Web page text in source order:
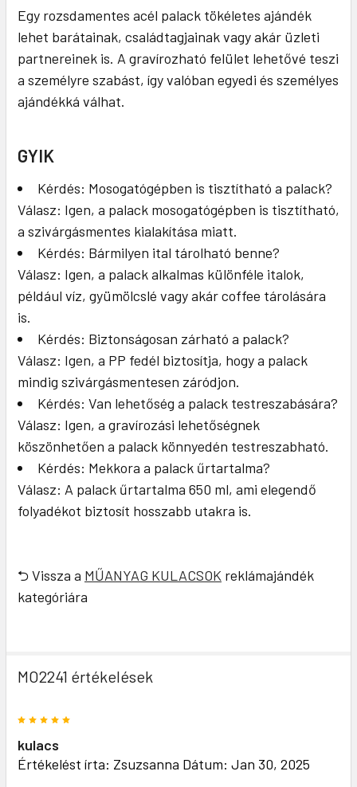
Egy rozsdamentes acél palack tökéletes ajándék
lehet barátainak, családtagjainak vagy akár üzleti
partnereinek is. A gravírozható felület lehetővé teszi
a személyre szabást, így valóban egyedi és személyes
ajándékká válhat.
GYIK
Kérdés: Mosogatógépben is tisztítható a palack?
Válasz: Igen, a palack mosogatógépben is tisztítható,
a szivárgásmentes kialakítása miatt.
Kérdés: Bármilyen ital tárolható benne?
Válasz: Igen, a palack alkalmas különféle italok,
például víz, gyümölcslé vagy akár coffee tárolására
is.
Kérdés: Biztonságosan zárható a palack?
Válasz: Igen, a PP fedél biztosítja, hogy a palack
mindig szivárgásmentesen záródjon.
Kérdés: Van lehetőség a palack testreszabására?
Válasz: Igen, a gravírozási lehetőségnek
köszönhetően a palack könnyedén testreszabható.
Kérdés: Mekkora a palack űrtartalma?
Válasz: A palack űrtartalma 650 ml, ami elegendő
folyadékot biztosít hosszabb utakra is.
⮌ Vissza a MŰANYAG KULACSOK reklámajándék
kategóriára
MO2241 értékelések
kulacs
Értékelést írta: Zsuzsanna Dátum: Jan 30, 2025